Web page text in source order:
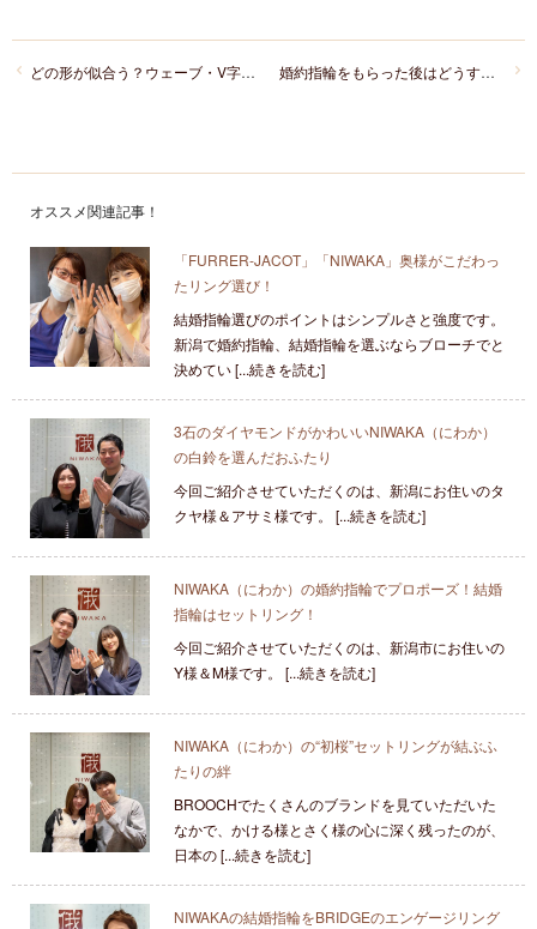
婚約指輪をもらった後はどうする？結婚指輪との楽しみ方をご紹介
どの形が似合う？ウェーブ・V字・ストレートの印象の違いをご紹介！
オススメ関連記事！
「FURRER‐JACOT」「NIWAKA」奥様がこだわっ
たリング選び！
結婚指輪選びのポイントはシンプルさと強度です。
新潟で婚約指輪、結婚指輪を選ぶならブローチでと
決めてい [...続きを読む]
3石のダイヤモンドがかわいいNIWAKA（にわか）
の白鈴を選んだおふたり
今回ご紹介させていただくのは、新潟にお住いのタ
クヤ様＆アサミ様です。 [...続きを読む]
NIWAKA（にわか）の婚約指輪でプロポーズ！結婚
指輪はセットリング！
今回ご紹介させていただくのは、新潟市にお住いの
Y様＆M様です。 [...続きを読む]
NIWAKA（にわか）の“初桜”セットリングが結ぶふ
たりの絆
BROOCHでたくさんのブランドを見ていただいた
なかで、かける様とさく様の心に深く残ったのが、
日本の [...続きを読む]
NIWAKAの結婚指輪をBRIDGEのエンゲージリング